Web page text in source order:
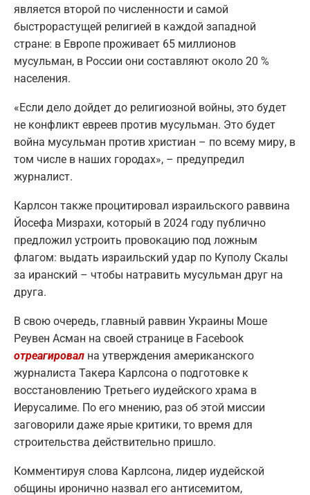
является второй по численности и самой
быстрорастущей религией в каждой западной
стране: в Европе проживает 65 миллионов
мусульман, в России они составляют около 20 %
населения.
«Если дело дойдет до религиозной войны, это будет
не конфликт евреев против мусульман. Это будет
война мусульман против христиан – по всему миру, в
том числе в наших городах», – предупредил
журналист.
Карлсон также процитировал израильского раввина
Йосефа Мизрахи, который в 2024 году публично
предложил устроить провокацию под ложным
флагом: выдать израильский удар по Куполу Скалы
за иранский – чтобы натравить мусульман друг на
друга.
В свою очередь, главный раввин Украины Моше
Реувен Асман на своей странице в Facebook
отреагировал на утверждения американского
журналиста Такера Карлсона о подготовке к
восстановлению Третьего иудейского храма в
Иерусалиме. По его мнению, раз об этой миссии
заговорили даже ярые критики, то время для
строительства действительно пришло.
Комментируя слова Карлсона, лидер иудейской
общины иронично назвал его антисемитом,